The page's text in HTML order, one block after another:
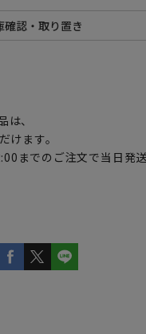
は、
けます。
までのご注文で当日発